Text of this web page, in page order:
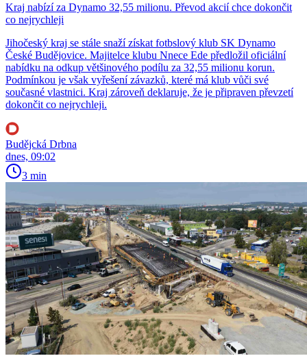
Kraj nabízí za Dynamo 32,55 milionu. Převod akcií chce dokončit
co nejrychleji
Jihočeský kraj se stále snaží získat fotbslový klub SK Dynamo
České Budějovice. Majitelce klubu Nnece Ede předložil oficiální
nabídku na odkup většinového podílu za 32,55 milionu korun.
Podmínkou je však vyřešení závazků, které má klub vůči své
současné vlastnici. Kraj zároveň deklaruje, že je připraven převzetí
dokončit co nejrychleji.
Budějcká Drbna
dnes, 09:02
3 min